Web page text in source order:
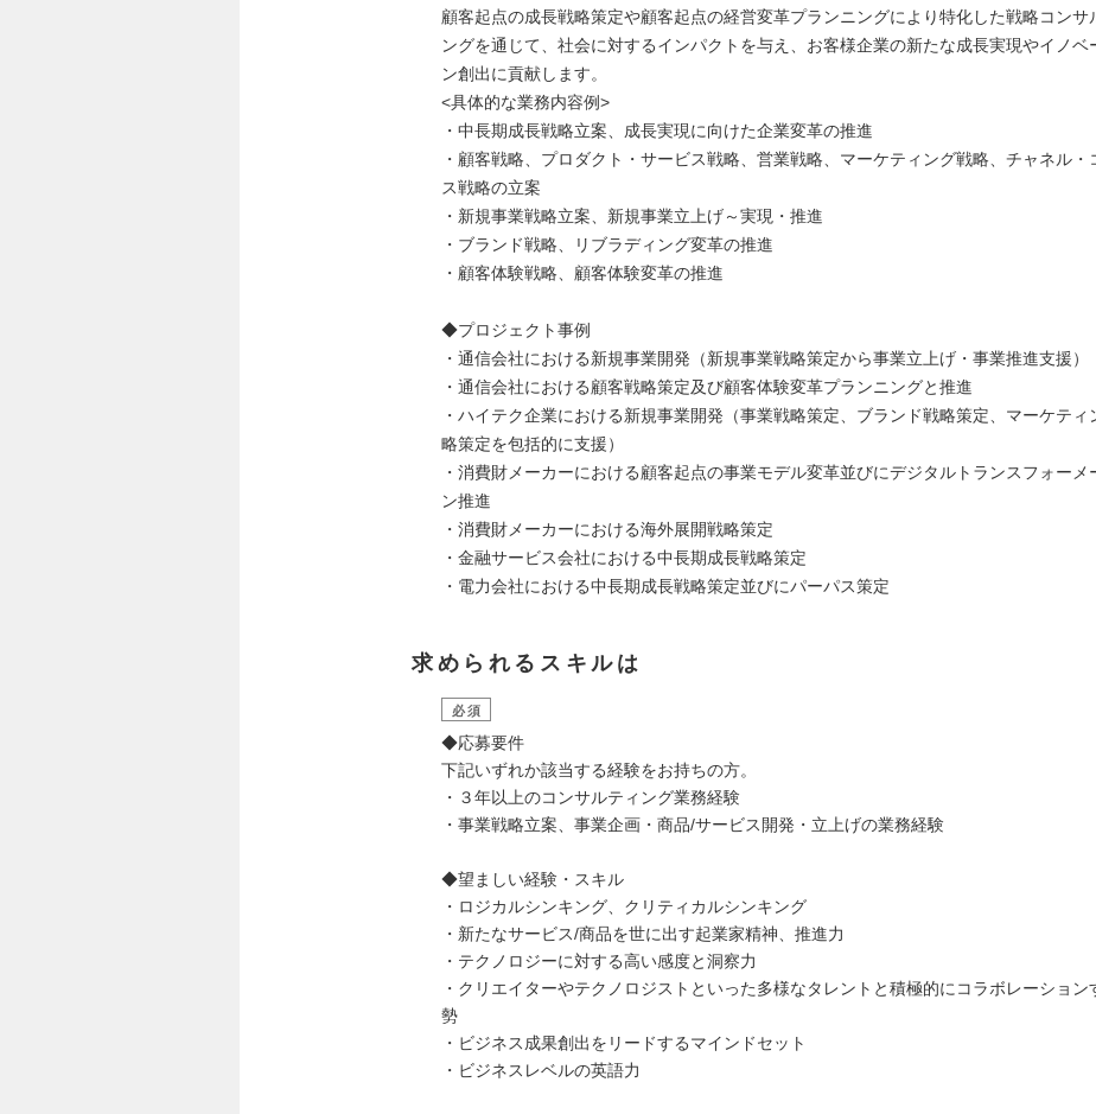
顧客起点の成長戦略策定や顧客起点の経営変革プランニングにより特化した戦略コンサ
ングを通じて、社会に対するインパクトを与え、お客様企業の新たな成長実現やイノベ
ン創出に貢献します。
<具体的な業務内容例>
・中長期成長戦略立案、成長実現に向けた企業変革の推進
・顧客戦略、プロダクト・サービス戦略、営業戦略、マーケティング戦略、チャネル・
ス戦略の立案
・新規事業戦略立案、新規事業立上げ～実現・推進
・ブランド戦略、リブラディング変革の推進
・顧客体験戦略、顧客体験変革の推進
◆プロジェクト事例
・通信会社における新規事業開発（新規事業戦略策定から事業立上げ・事業推進支援）
・通信会社における顧客戦略策定及び顧客体験変革プランニングと推進
・ハイテク企業における新規事業開発（事業戦略策定、ブランド戦略策定、マーケティ
略策定を包括的に支援）
・消費財メーカーにおける顧客起点の事業モデル変革並びにデジタルトランスフォーメ
ン推進
・消費財メーカーにおける海外展開戦略策定
・金融サービス会社における中長期成長戦略策定
・電力会社における中長期成長戦略策定並びにパーパス策定
求められるスキルは
必須
◆応募要件
下記いずれか該当する経験をお持ちの方。
・３年以上のコンサルティング業務経験
・事業戦略立案、事業企画・商品/サービス開発・立上げの業務経験
◆望ましい経験・スキル
・ロジカルシンキング、クリティカルシンキング
・新たなサービス/商品を世に出す起業家精神、推進力
・テクノロジーに対する高い感度と洞察力
・クリエイターやテクノロジストといった多様なタレントと積極的にコラボレーション
勢
・ビジネス成果創出をリードするマインドセット
・ビジネスレベルの英語力